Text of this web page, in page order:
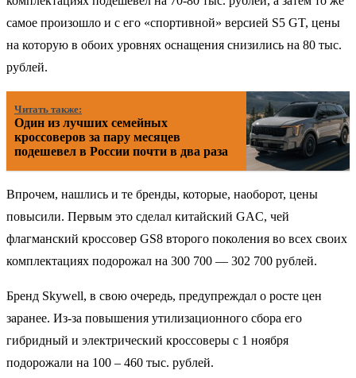
самое произошло и с его «спортивной» версией S5 GT, цены
на которую в обоих уровнях оснащения снизились на 80 тыс.
рублей.
Читать также:
Один из лучших семейных
кроссоверов за пару месяцев
подешевел в России почти в два раза
Впрочем, нашлись и те бренды, которые, наоборот, цены
повысили. Первым это сделал китайский GAC, чей
флагманский кроссовер GS8 второго поколения во всех своих
комплектациях подорожал на 300 700 — 302 700 рублей.
Бренд Skywell, в свою очередь, предупреждал о росте цен
заранее. Из-за повышения утилизационного сбора его
гибридный и электрический кроссоверы с 1 ноября
подорожали на 100 – 460 тыс. рублей.